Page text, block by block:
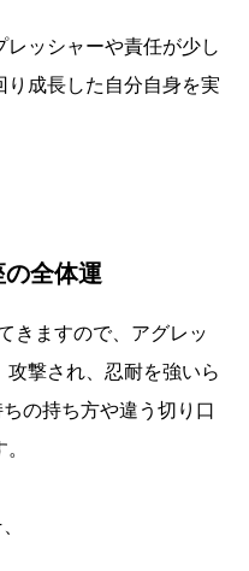
ッシャーや責任が少し
成長した自分自身を実
全体運
きますので、アグレッ
攻撃され、忍耐を強いら
の持ち方や違う切り口
。